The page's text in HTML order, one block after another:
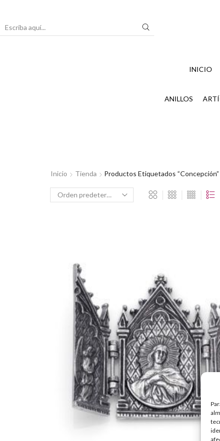
INICIO
ANILLOS
Inicio Tienda Productos Etiquetados “Concepción”